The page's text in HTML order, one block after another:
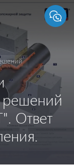
решений
Ответ